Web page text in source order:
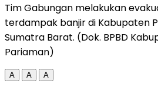
Tim Gabungan melakukan
terdampak banjir di Kabupaten
Sumatra Barat. (Dok. BPBD
Pariaman)
A A A